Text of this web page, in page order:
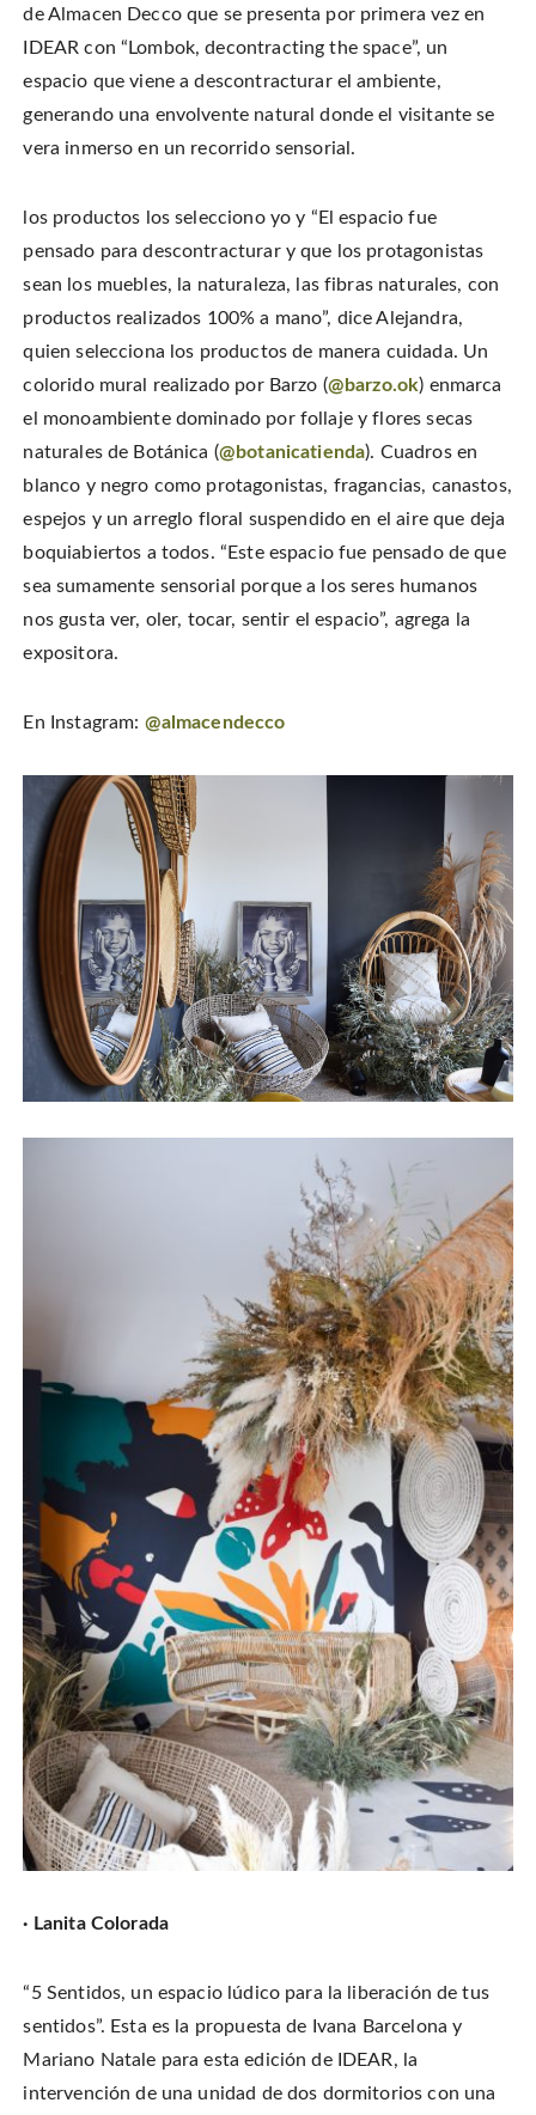
de Almacen Decco que se presenta por primera vez en
IDEAR con “Lombok, decontracting the space”, un
espacio que viene a descontracturar el ambiente,
generando una envolvente natural donde el visitante se
vera inmerso en un recorrido sensorial.
los productos los selecciono yo y “El espacio fue
pensado para descontracturar y que los protagonistas
sean los muebles, la naturaleza, las fibras naturales, con
productos realizados 100% a mano”, dice Alejandra,
quien selecciona los productos de manera cuidada. Un
colorido mural realizado por Barzo (@barzo.ok) enmarca
el monoambiente dominado por follaje y flores secas
naturales de Botánica (@botanicatienda). Cuadros en
blanco y negro como protagonistas, fragancias, canastos,
espejos y un arreglo floral suspendido en el aire que deja
boquiabiertos a todos. “Este espacio fue pensado de que
sea sumamente sensorial porque a los seres humanos
nos gusta ver, oler, tocar, sentir el espacio”, agrega la
expositora.
En Instagram: @almacendecco
· Lanita Colorada
“5 Sentidos, un espacio lúdico para la liberación de tus
sentidos”. Esta es la propuesta de Ivana Barcelona y
Mariano Natale para esta edición de IDEAR, la
intervención de una unidad de dos dormitorios con una